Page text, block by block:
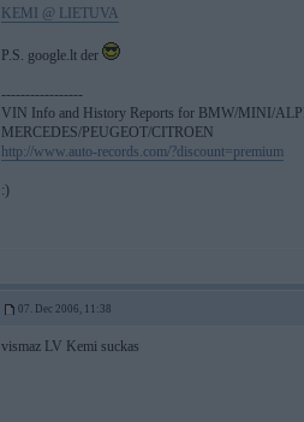
KEMI @ LIETUVA
P.S. google.lt der
-----------------
VIN Info and History Reports for BMW/MINI/
MERCEDES/PEUGEOT/CITROEN
http://www.auto-records.com/?discount=premium
:)
07. Dec 2006, 11:38
vismaz LV Kemi suckas